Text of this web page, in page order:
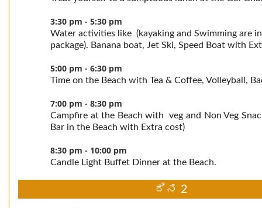
3:30 pm - 5:30 pm
Water activities like (kayaking and Swimming are
package). Banana boat, Jet Ski, Speed Boat with
5:00 pm - 6:30 pm
Time on the Beach with Tea & Coffee, Volleyball,
7:00 pm - 8:30 pm
Campfire at the Beach with veg and Non Veg
Bar in the Beach with Extra cost)
8:30 pm - 10:00 pm
Candle Light Buffet Dinner at the Beach.
ದಿನ 2